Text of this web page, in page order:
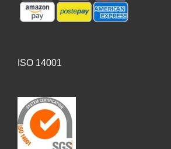
ISO 14001